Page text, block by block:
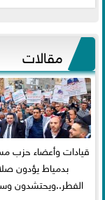
مقالات
قيادات وأعضاء حزب
بدمياط يؤدون
الفطر..ويحتشدون